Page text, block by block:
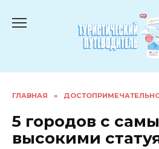
ГЛАВНАЯ »
5 городов с
высокими